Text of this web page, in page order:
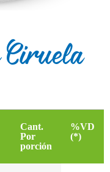
Cant.
Por
porción
%VD
(*)